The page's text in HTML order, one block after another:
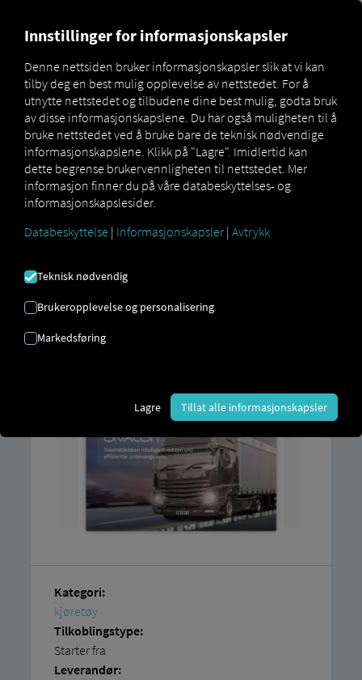
Marketplace Connectors Dieselinspektor Connect
DIESELINSPEKTOR
KOBLE TIL
Bruker du allerede Dieselinspektor
Qivalon GmbH? Da kan du
utvide denne
tjenesten med data fra våre tjenester
Kategori:
kjøretøy
Tilkoblingstype:
Starter fra
Leverandør:
Innstillinger for informasjonskapsler
Denne nettsiden bruker informasjonskapsler slik at vi kan
tilby deg en best mulig opplevelse av nettstedet. For å
utnytte nettstedet og tilbudene dine best mulig, godta bruk
av disse informasjonskapslene. Du har også muligheten til å
bruke nettstedet ved å bruke bare de teknisk nødvendige
informasjonskapslene. Klikk på "Lagre". Imidlertid kan
dette begrense brukervennligheten til nettstedet. Mer
informasjon finner du på våre databeskyttelses- og
informasjonskapslesider.
Databeskyttelse | Informasjonskapsler | Avtrykk
Teknisk nødvendig
Brukeropplevelse og personalisering
Markedsføring
Lagre Tillat alle informasjonskapsler